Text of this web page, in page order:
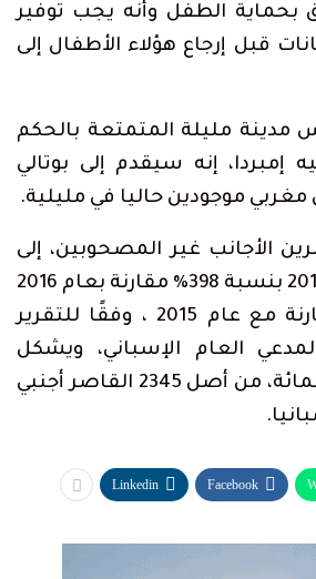
بحماية الطفل وأنه يجب توفير
قبل إرجاع هؤلاء الأطفال إلى
مدينة مليلة المتمتعة بالحكم
إمبردا، إنه سيقدم إلى بوتالي
الأجانب غير المصحوبين، إلى
إسبانيا، في سنة 2017 بنسبة 398٪ مقارنة بعام 2016
وبنسبة 566٪ مقارنة مع عام 2015 ، وفقًا للتقرير
العام الإسباني، ويشكل
المغاربة 56,3 في المائة، من أصل 2345 القاصر أجنبي
Facebook
Linkedin